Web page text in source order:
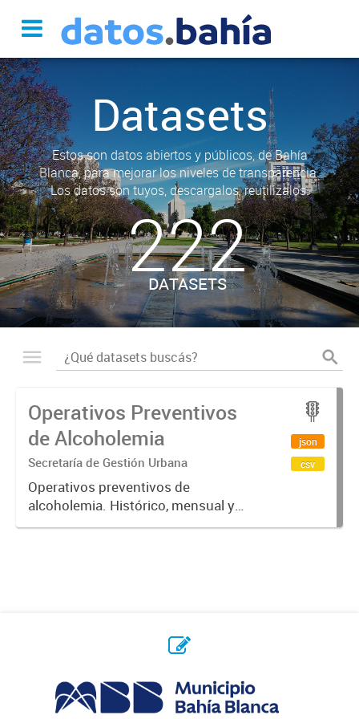
Datasets
Estos son datos abiertos y públicos, de Bahía
Blanca, para mejorar los niveles de transparencia.
Los datos son tuyos, descargalos, reutilizalos.
222
DATASETS
Operativos Preventivos
de Alcoholemia
Secretaría de Gestión Urbana
Operativos preventivos de
alcoholemia. Histórico, mensual y
semanal.
json
csv